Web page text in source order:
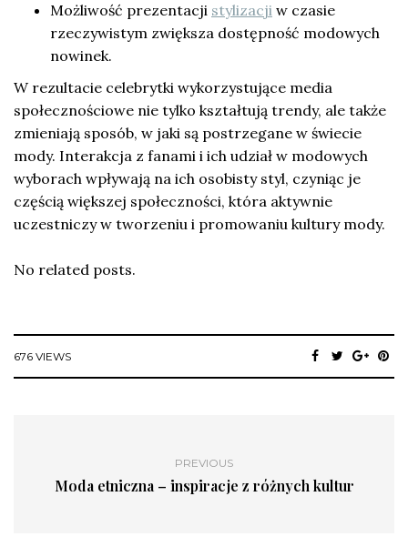
Możliwość prezentacji stylizacji w czasie
rzeczywistym zwiększa dostępność modowych
nowinek.
W rezultacie celebrytki wykorzystujące media
społecznościowe nie tylko kształtują trendy, ale także
zmieniają sposób, w jaki są postrzegane w świecie
mody. Interakcja z fanami i ich udział w modowych
wyborach wpływają na ich osobisty styl, czyniąc je
częścią większej społeczności, która aktywnie
uczestniczy w tworzeniu i promowaniu kultury mody.
No related posts.
676 VIEWS
PREVIOUS
Moda etniczna – inspiracje z różnych kultur